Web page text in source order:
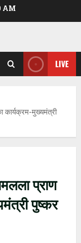
AM
LIVE
कार्यक्रम-मुख्यमंत्री
प्राण
पुष्कर